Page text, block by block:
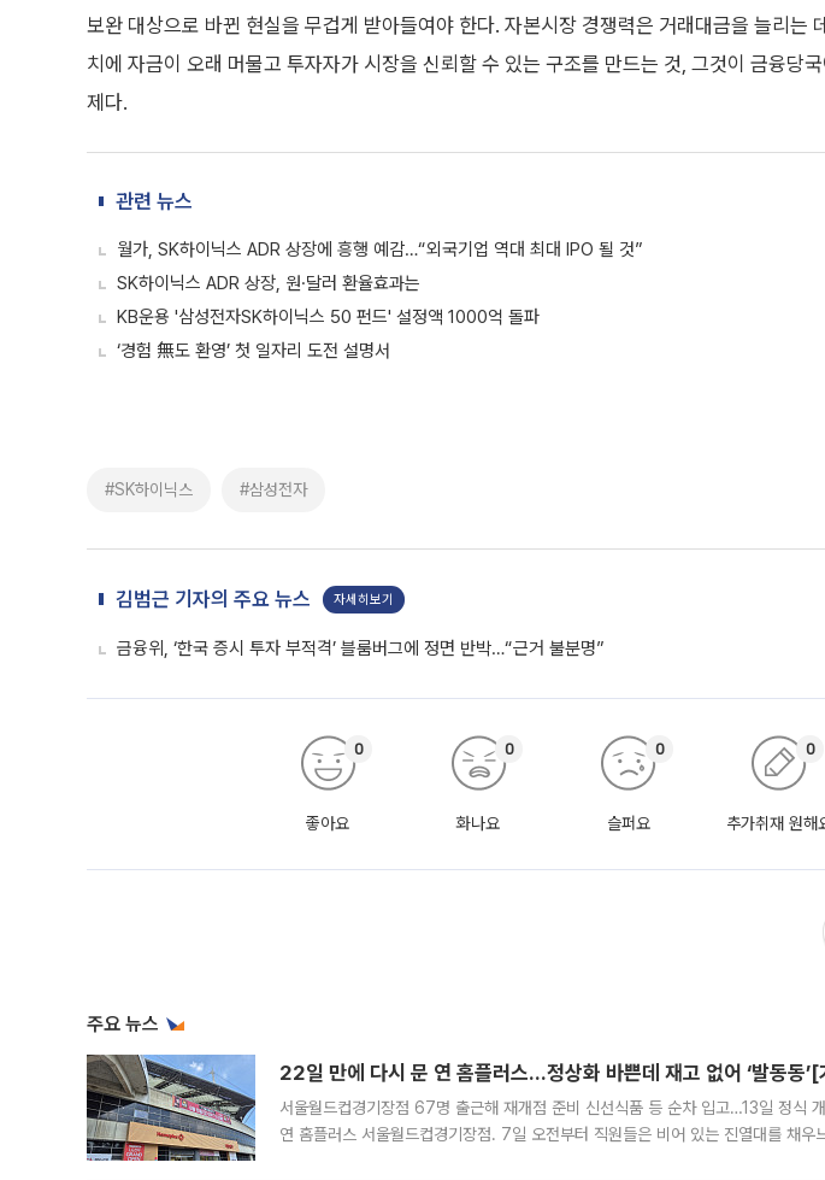
보완 대상으로 바뀐 현실을 무겁게 받아들여야 한다. 자본시장 경쟁력은 거래대금을 늘리는
치에 자금이 오래 머물고 투자자가 시장을 신뢰할 수 있는 구조를 만드는 것, 그것이 금융당
제다.
관련 뉴스
월가, SK하이닉스 ADR 상장에 흥행 예감…“외국기업 역대 최대 IPO 될 것”
SK하이닉스 ADR 상장, 원·달러 환율효과는
KB운용 '삼성전자SK하이닉스 50 펀드' 설정액 1000억 돌파
‘경험 無도 환영’ 첫 일자리 도전 설명서
#SK하이닉스 #삼성전자
김범근 기자의 주요 뉴스 자세히보기
금융위, ‘한국 증시 투자 부적격’ 블룸버그에 정면 반박…“근거 불분명”
좋아요
0
화나요
0
슬퍼요
0
추가취재 원해
0
주요 뉴스
22일 만에 다시 문 연 홈플러스…정상화 바쁜데 재고 없어 ‘발동동’[
서울월드컵경기장점 67명 출근해 재개점 준비 신선식품 등 순차 입고…13일 정식
연 홈플러스 서울월드컵경기장점. 7일 오전부터 직원들은 비어 있는 진열대를 채우